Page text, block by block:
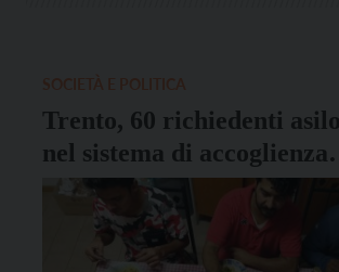
Trento, 60 richiedenti
nel sistema di accoglienza
straordinaria